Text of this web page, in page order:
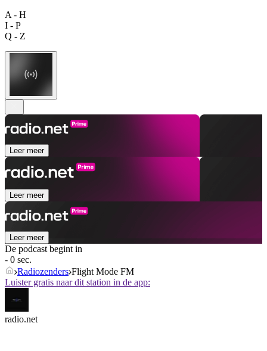
A - H
I - P
Q - Z
Leer meer
Leer meer
Leer meer
De podcast begint in
- 0 sec.
Radiozenders Flight Mode FM
Luister gratis naar dit station in de app:
radio.net